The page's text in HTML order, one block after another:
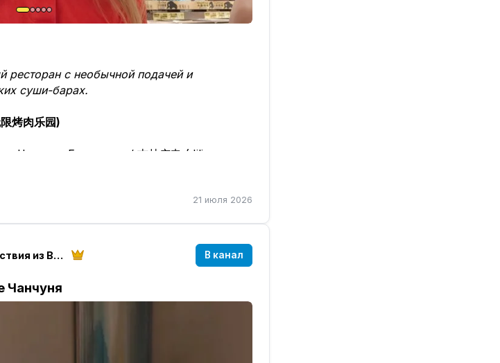
ресторан с необычной подачей и
суши-барах.
烤肉乐园)
«Цзилинь Гуандянь» / 吉林广电 (Jilin
Выход из метро – буквально напротив
акции (мы как раз на неё попали) можно
сладкой газировки) оплачиваются
21 июля 2026
Грушины Юра и Юля | Путешествия из Владивостока В канал
Чанчуня